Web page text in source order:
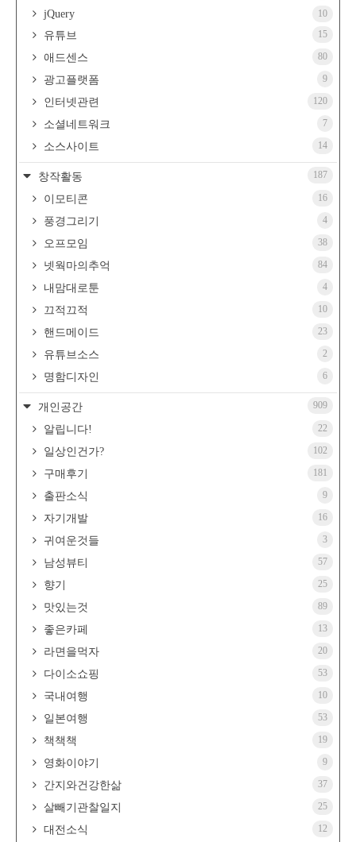
jQuery 10
유튜브 15
애드센스 80
광고플랫폼 9
인터넷관련 120
소셜네트워크 7
소스사이트 14
창작활동 187
이모티콘 16
풍경그리기 4
오프모임 38
넷웍마의추억 84
내맘대로툰 4
끄적끄적 10
핸드메이드 23
유튜브소스 2
명함디자인 6
개인공간 909
알립니다! 22
일상인건가? 102
구매후기 181
출판소식 9
자기개발 16
귀여운것들 3
남성뷰티 57
향기 25
맛있는것 89
좋은카페 13
라면을먹자 20
다이소쇼핑 53
국내여행 10
일본여행 53
책책책 19
영화이야기 9
간지와건강한삶 37
살빼기관찰일지 25
대전소식 12